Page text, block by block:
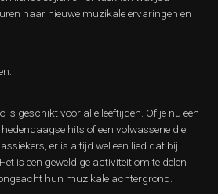
naar nieuwe muzikale ervaringen en
is geschikt voor alle leeftijden. Of je nu een
hits of een volwassene die
er is altijd wel een lied dat bij
is een geweldige activiteit om te delen
hun muzikale achtergrond.